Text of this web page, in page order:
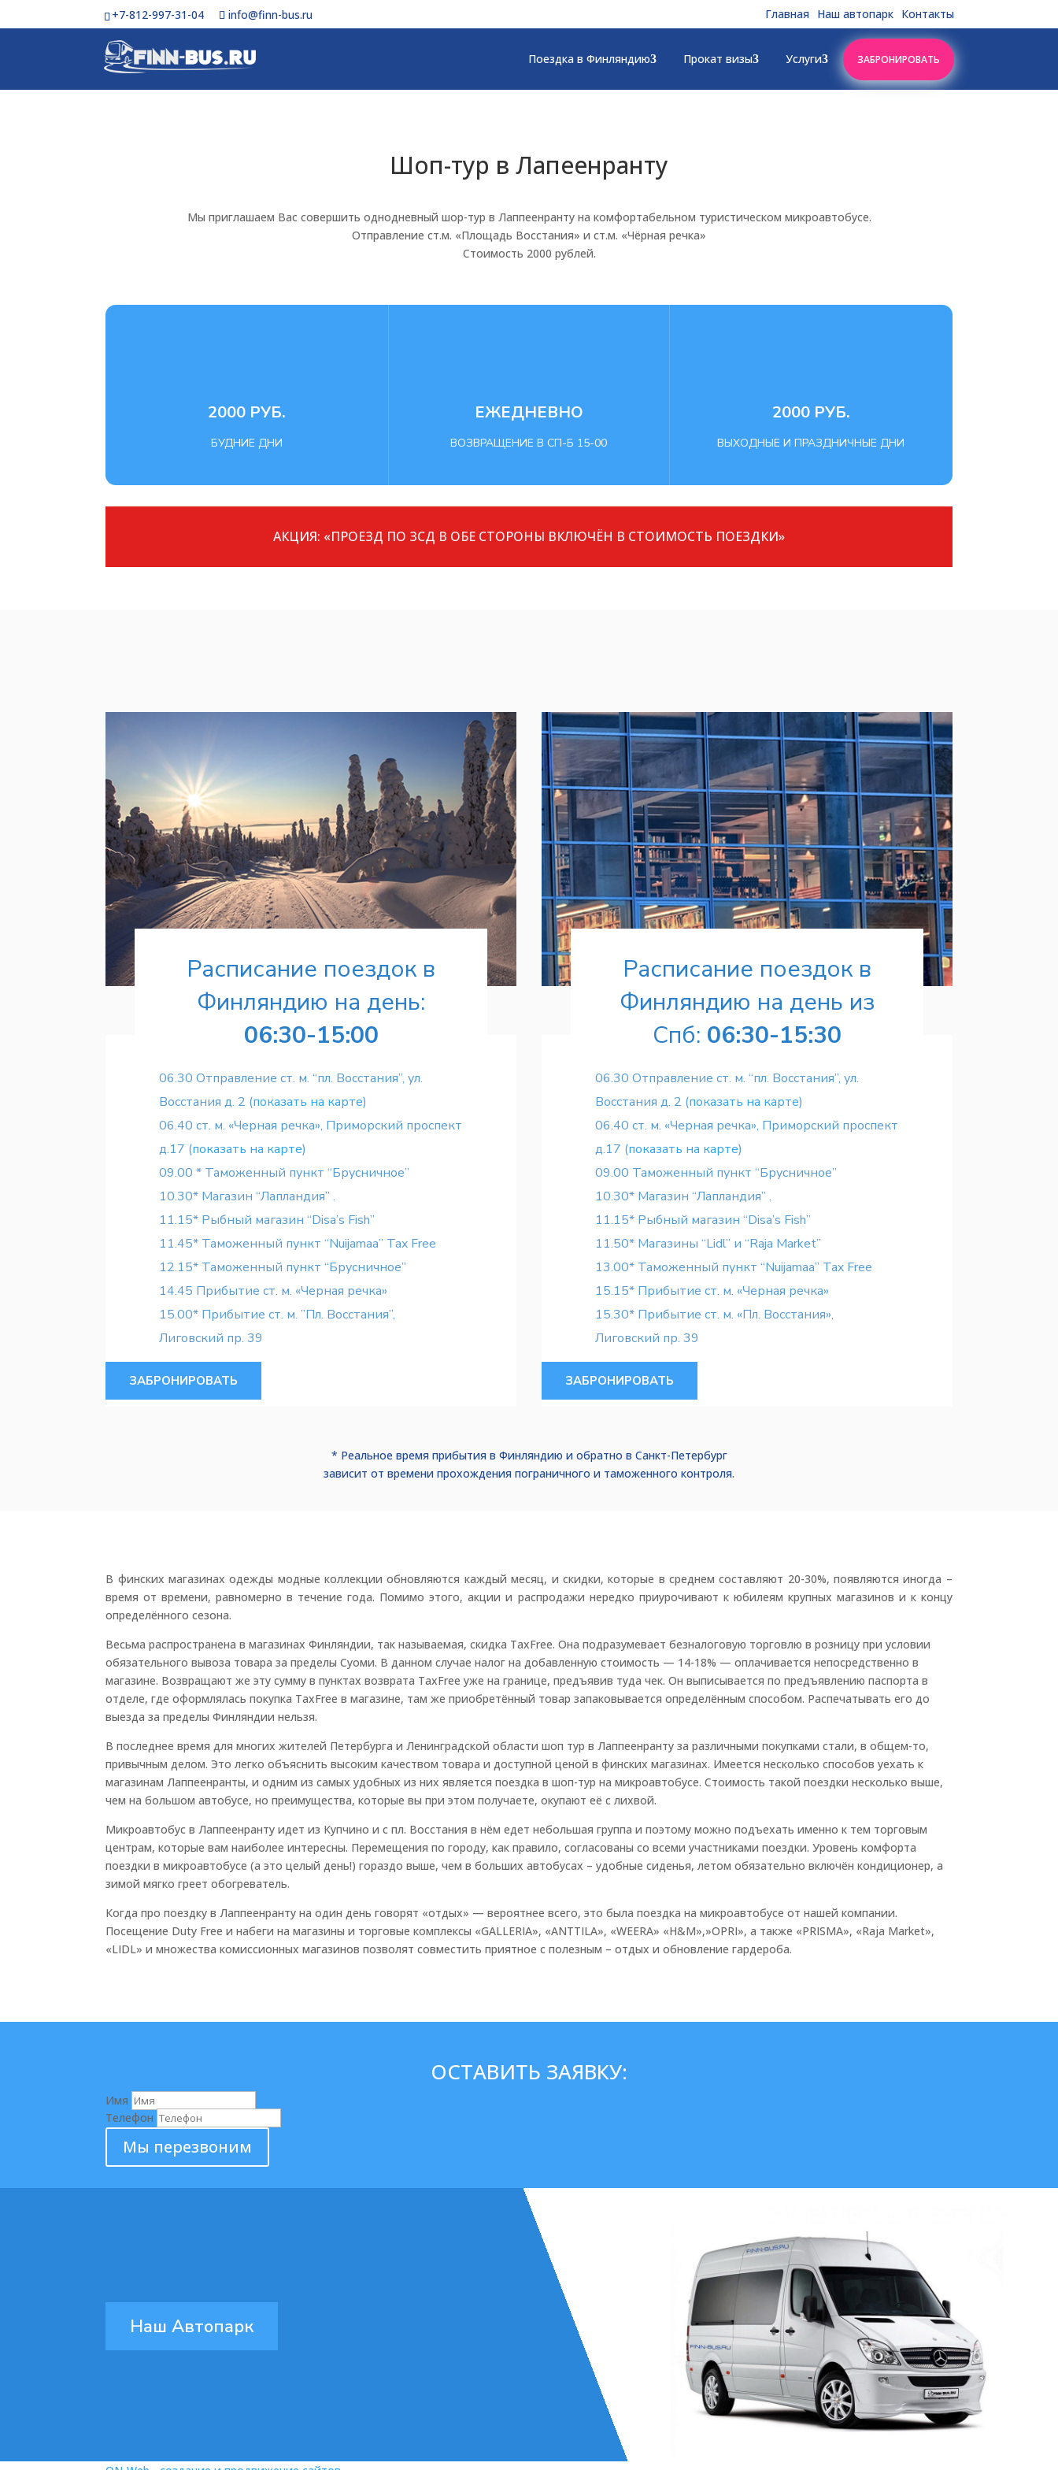
+7-812-997-31-04 info@finn-bus.ru Главная Наш автопарк Контакты
Поездка в Финляндию Прокат визы Услуги ЗАБРОНИРОВАТЬ
Шоп-тур в Лапеенранту
Мы приглашаем Вас совершить однодневный шор-тур в Лаппеенранту на комфортабельном туристическом микроавтобусе.
Отправление ст.м. «Площадь Восстания» и ст.м. «Чёрная речка»
Стоимость 2000 рублей.
2000 РУБ.
БУДНИЕ ДНИ
ЕЖЕДНЕВНО
ВОЗВРАЩЕНИЕ В СП-Б 15-00
2000 РУБ.
ВЫХОДНЫЕ И ПРАЗДНИЧНЫЕ ДНИ
АКЦИЯ: «ПРОЕЗД ПО ЗСД В ОБЕ СТОРОНЫ ВКЛЮЧЁН В СТОИМОСТЬ ПОЕЗДКИ»
Расписание поездок в
Финляндию на день:
06:30-15:00
06.30 Отправление ст. м. “пл. Восстания”, ул.
Восстания д. 2 (показать на карте)
06.40 ст. м. «Черная речка», Приморский проспект
д.17 (показать на карте)
09.00 * Таможенный пункт “Брусничное”
10.30* Магазин “Лапландия” .
11.15* Рыбный магазин “Disa’s Fish”
11.45* Таможенный пункт “Nuijamaa” Tax Free
12.15* Таможенный пункт “Брусничное”
14.45 Прибытие ст. м. «Черная речка»
15.00* Прибытие ст. м. ”Пл. Восстания”,
Лиговский пр. 39
ЗАБРОНИРОВАТЬ
Расписание поездок в
Финляндию на день из
Спб: 06:30-15:30
06.30 Отправление ст. м. “пл. Восстания”, ул.
Восстания д. 2 (показать на карте)
06.40 ст. м. «Черная речка», Приморский проспект
д.17 (показать на карте)
09.00 Таможенный пункт “Брусничное”
10.30* Магазин “Лапландия” .
11.15* Рыбный магазин “Disa’s Fish”
11.50* Магазины “Lidl” и “Raja Market”
13.00* Таможенный пункт “Nuijamaa” Tax Free
15.15* Прибытие ст. м. «Черная речка»
15.30* Прибытие ст. м. «Пл. Восстания»,
Лиговский пр. 39
ЗАБРОНИРОВАТЬ
* Реальное время прибытия в Финляндию и обратно в Санкт-Петербург
зависит от времени прохождения пограничного и таможенного контроля.
В финских магазинах одежды модные коллекции обновляются каждый месяц, и скидки, которые в среднем составляют 20-30%, появляются иногда –
время от времени, равномерно в течение года. Помимо этого, акции и распродажи нередко приурочивают к юбилеям крупных магазинов и к концу
определённого сезона.
Весьма распространена в магазинах Финляндии, так называемая, скидка TaxFree. Она подразумевает безналоговую торговлю в розницу при условии
обязательного вывоза товара за пределы Суоми. В данном случае налог на добавленную стоимость — 14-18% — оплачивается непосредственно в
магазине. Возвращают же эту сумму в пунктах возврата TaxFree уже на границе, предъявив туда чек. Он выписывается по предъявлению паспорта в
отделе, где оформлялась покупка TaxFree в магазине, там же приобретённый товар запаковывается определённым способом. Распечатывать его до
выезда за пределы Финляндии нельзя.
В последнее время для многих жителей Петербурга и Ленинградской области шоп тур в Лаппеенранту за различными покупками стали, в общем-то,
привычным делом. Это легко объяснить высоким качеством товара и доступной ценой в финских магазинах. Имеется несколько способов уехать к
магазинам Лаппеенранты, и одним из самых удобных из них является поездка в шоп-тур на микроавтобусе. Стоимость такой поездки несколько выше,
чем на большом автобусе, но преимущества, которые вы при этом получаете, окупают её с лихвой.
Микроавтобус в Лаппеенранту идет из Купчино и с пл. Восстания в нём едет небольшая группа и поэтому можно подъехать именно к тем торговым
центрам, которые вам наиболее интересны. Перемещения по городу, как правило, согласованы со всеми участниками поездки. Уровень комфорта
поездки в микроавтобусе (а это целый день!) гораздо выше, чем в больших автобусах – удобные сиденья, летом обязательно включён кондиционер, а
зимой мягко греет обогреватель.
Когда про поездку в Лаппеенранту на один день говорят «отдых» — вероятнее всего, это была поездка на микроавтобусе от нашей компании.
Посещение Duty Free и набеги на магазины и торговые комплексы «GALLERIA», «ANTTILA», «WEERA» «H&M»,»OPRI», а также «PRISMA», «Raja Market»,
«LIDL» и множества комиссионных магазинов позволят совместить приятное с полезным – отдых и обновление гардероба.
ОСТАВИТЬ ЗАЯВКУ:
Имя
Телефон
Мы перезвоним
Наш Автопарк